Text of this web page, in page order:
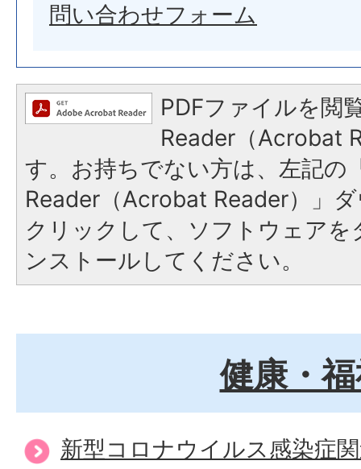
問い合わせフォーム
PDFファイルを閲
Reader（Acrobat
す。お持ちでない方は、左記の
Reader（Acrobat Reader）」
クリックして、ソフトウェア
ンストールしてください。
健康・
新型コロナウイルス感染症